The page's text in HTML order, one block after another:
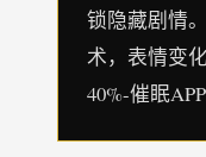
锁隐藏剧情
术，表情变
40%-催眠